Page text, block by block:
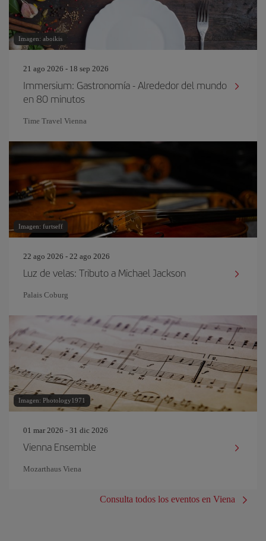
Imagen: aboikis
21 ago 2026 - 18 sep 2026
Immersium: Gastronomía - Alrededor del mundo
en 80 minutos
Time Travel Vienna
Imagen: furtseff
22 ago 2026 - 22 ago 2026
Luz de velas: Tributo a Michael Jackson
Palais Coburg
Imagen: Photology1971
01 mar 2026 - 31 dic 2026
Vienna Ensemble
Mozarthaus Viena
Consulta todos los eventos en Viena